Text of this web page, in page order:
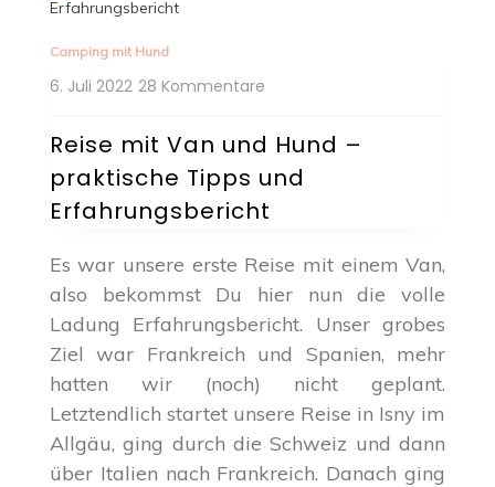
Camping mit Hund
6. Juli 2022 28 Kommentarezu
mit
Van
und
Hund
–
Tipps
und
Erfahrungsbericht
Reise mit Van und Hund –
praktische Tipps und
Erfahrungsbericht
Es war unsere erste Reise mit einem Van,
also bekommst Du hier nun die volle
Ladung Erfahrungsbericht. Unser grobes
Ziel war Frankreich und Spanien, mehr
hatten wir (noch) nicht geplant.
Letztendlich startet unsere Reise in Isny im
Allgäu, ging durch die Schweiz und dann
über Italien nach Frankreich. Danach ging